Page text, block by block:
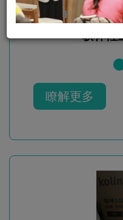
歌林輕
瞭解更多